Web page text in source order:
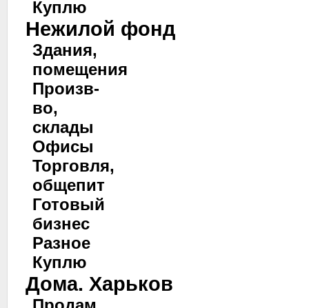
Куплю
Нежилой фонд
Здания,
помещения
Произв-
во,
склады
Офисы
Торговля,
общепит
Готовый
бизнес
Разное
Куплю
Дома. Харьков